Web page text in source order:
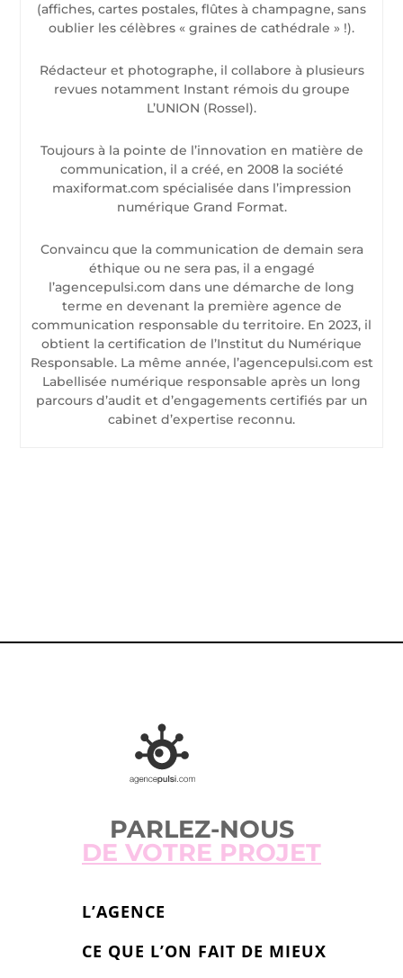
(affiches, cartes postales, flûtes à champagne, sans
oublier les célèbres « graines de cathédrale » !).
Rédacteur et photographe, il collabore à plusieurs
revues notamment Instant rémois du groupe
L’UNION (Rossel).
Toujours à la pointe de l’innovation en matière de
communication, il a créé, en 2008 la société
maxiformat.com spécialisée dans l’impression
numérique Grand Format.
Convaincu que la communication de demain sera
éthique ou ne sera pas, il a engagé
l’agencepulsi.com dans une démarche de long
terme en devenant la première agence de
communication responsable du territoire. En 2023, il
obtient la certification de l’Institut du Numérique
Responsable. La même année, l’agencepulsi.com est
Labellisée numérique responsable après un long
parcours d’audit et d’engagements certifiés par un
cabinet d’expertise reconnu.
PARLEZ-NOUS
DE VOTRE PROJET
L’AGENCE
CE QUE L’ON FAIT DE MIEUX